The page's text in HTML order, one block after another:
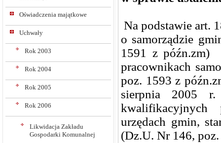
Oświadczenia majątkowe
Uchwały
Rok 2003
Rok 2004
Rok 2005
Rok 2006
Likwidacja Zakładu
Gospodarki Komunalnej
Na podstawie art.
o samorządzie
1591 z
pracownikach
poz. 1593 z
sierpnia 2005 r.
kwalifikacyjnych
urzędach gmin,
(Dz.U. Nr 146,